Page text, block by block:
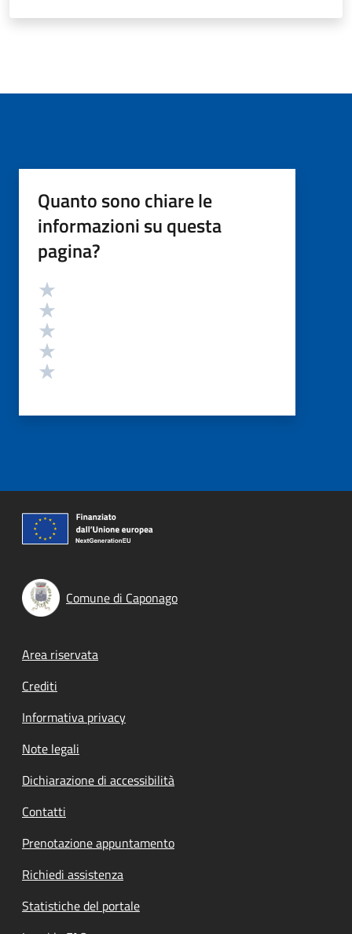
Quanto sono chiare le
informazioni su questa
pagina?
Valutazione
Comune di Caponago
Footer menu
Area riservata
Crediti
Informativa privacy
Note legali
Dichiarazione di accessibilità
Contatti
Prenotazione appuntamento
Richiedi assistenza
Statistiche del portale